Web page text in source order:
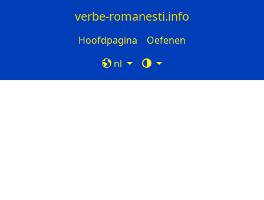
verbe-romanesti.info
Hoofdpagina
Oefenen
nl